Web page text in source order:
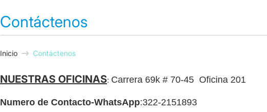
Contáctenos
Inicio Contáctenos
NUESTRAS OFICINAS: Carrera 69k # 70-45 Oficina 201
Numero de Contacto-WhatsApp:322-2151893